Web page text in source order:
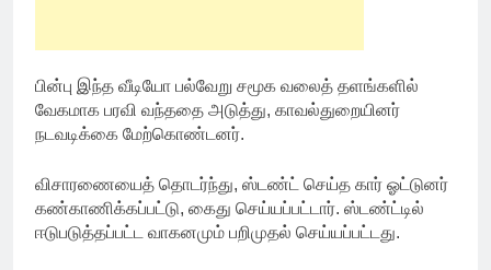
பின்பு இந்த வீடியோ பல்வேறு சமூக வலைத் தளங்களில்
வேகமாக பரவி வந்ததை அடுத்து, காவல்துறையினர்
நடவடிக்கை மேற்கொண்டனர்.
விசாரணையைத் தொடர்ந்து, ஸ்டண்ட் செய்த கார் ஓட்டுனர்
கண்காணிக்கப்பட்டு, கைது செய்யப்பட்டார். ஸ்டண்ட்டில்
ஈடுபடுத்தப்பட்ட வாகனமும் பறிமுதல் செய்யப்பட்டது.